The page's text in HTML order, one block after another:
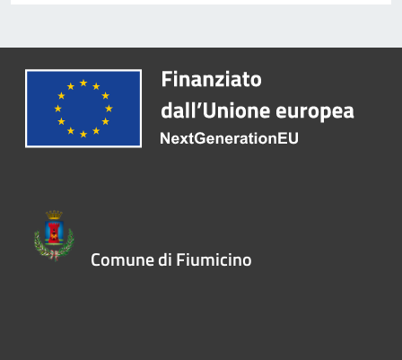
Comune di Fiumicino